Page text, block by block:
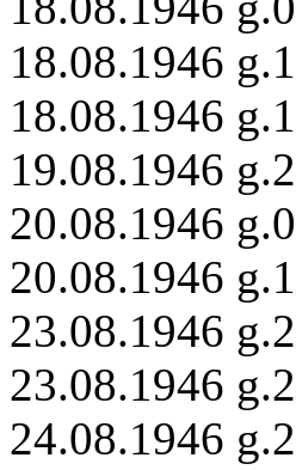
18.08.1946
18.08.1946
19.08.1946
20.08.1946
20.08.1946
23.08.1946
23.08.1946
24.08.1946